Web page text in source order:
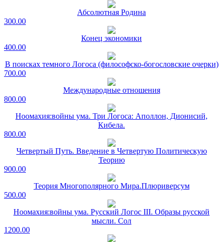
Абсолютная Родина
300.00
Конец экономики
400.00
В поисках темного Логоса (философско-богословские очерки)
700.00
Международные отношения
800.00
Ноомахия:войны ума. Три Логоса: Аполлон, Дионисий,
Кибела.
800.00
Четвертый Путь. Введение в Четвертую Политическую
Теорию
900.00
Теория Многополярного Мира.Плюриверсум
500.00
Ноомахия:войны ума. Русский Логос III. Образы русской
мысли. Сол
1200.00